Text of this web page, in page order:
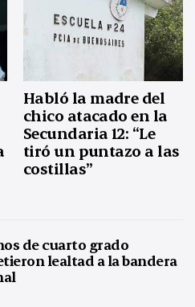
Habló la madre del
chico atacado en la
Secundaria 12: “Le
tiró un puntazo a las
costillas”
de cuarto grado
lealtad a la bandera